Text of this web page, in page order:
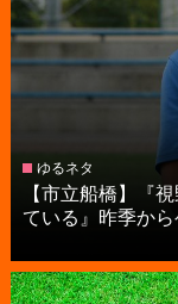
ゆるネタ
【市立船橋】『
ている』昨季か